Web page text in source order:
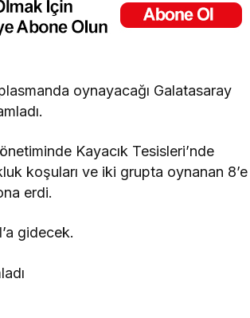
oynayacağı Galatasaray
Kayacık Tesisleri’nde
koşuları ve iki grupta oynanan 8’e
erdi.
gidecek.